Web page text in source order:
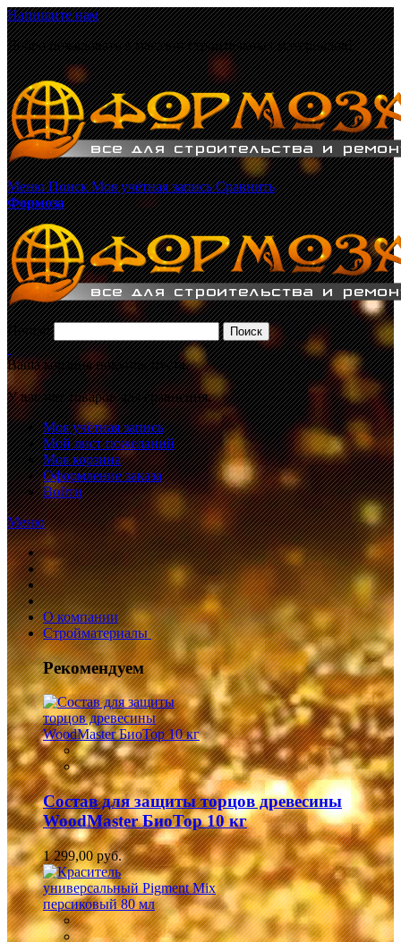
Напишите нам
Добро пожаловать в магазин строительных материалов!
Меню Поиск Моя учётная запись Сравнить
Формоза
Поиск: Поиск
Ваша корзина покупок пуста.
У вас нет товаров для сравнения.
Моя учётная запись
Мой лист пожеланий
Моя корзина
Оформление заказа
Войти
Меню
О компании
Стройматериалы
Рекомендуем
Состав для защиты торцов древесины
WoodMaster БиоТор 10 кг
1 299,00 руб.